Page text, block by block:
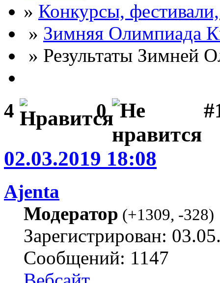
» Конкурсы,
» Зимняя Олимпиада
» Результаты Зимней
4 0
02.03.2019 18:08
Ajenta
Модератор (+1309, -328)
Зарегистрирован:
Сообщений: 1147